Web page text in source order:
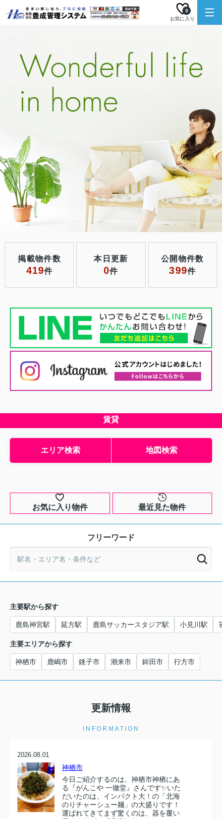
お気に入り
0
掲載物件数
419件
本日更新
0件
公開物件数
399件
賃貸
エリア検索 地図検索
お気に入り物件 最近見た物件
フリーワード
主要駅から探す
鹿島神宮駅 延方駅 鹿島サッカースタジア駅 小見川駅
主要エリアから探す
神栖市 鹿嶋市 銚子市 潮来市 鉾田市 行方市
更新情報
INFORMATION
2026.08.01
神栖市
今日ご紹介するのは、神栖市神栖にあ
る『がんこや 一徹堂』さんです✨いた
だいたのは、インパクト大！の「北海
のりチャーシュー麺」の大盛りです！
運ばれてきてまず驚くのは、器を覆い